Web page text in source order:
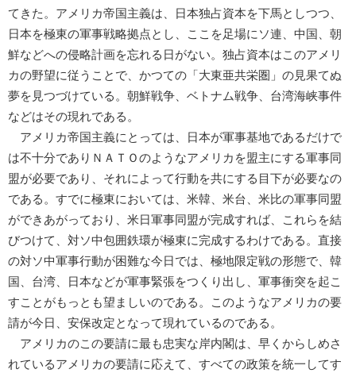
てきた。アメリカ帝国主義は、日本独占資本を下馬としつつ、
日本を極東の軍事戦略拠点とし、ここを足場にソ連、中国、朝
鮮などへの侵略計画を忘れる日がない。独占資本はこのアメリ
カの野望に従うことで、かつての「大東亜共栄圏」の見果てぬ
夢を見つづけている。朝鮮戦争、ベトナム戦争、台湾海峡事件
などはその現れである。
アメリカ帝国主義にとっては、日本が軍事基地であるだけで
は不十分でありＮＡＴＯのようなアメリカを盟主にする軍事同
盟が必要であり、それによって行動を共にする目下が必要なの
である。すでに極東においては、米韓、米台、米比の軍事同盟
ができあがっており、米日軍事同盟が完成すれば、これらを結
びつけて、対ソ中包囲鉄環が極東に完成するわけである。直接
の対ソ中軍事行動が困難な今日では、極地限定戦の形態で、韓
国、台湾、日本などが軍事緊張をつくり出し、軍事衝突を起こ
すことがもっとも望ましいのである。このようなアメリカの要
請が今日、安保改定となって現れているのである。
アメリカのこの要請に最も忠実な岸内閣は、早くからしめさ
れているアメリカの要請に応えて、すべての政策を統一してす